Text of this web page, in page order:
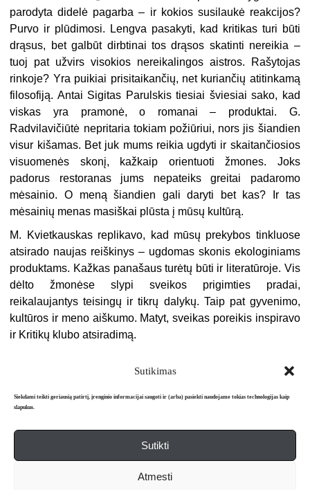
Sutikimas
Siekdami teikti geriausią patirtį, įrenginio informacijai saugoti ir (arba) pasiekti naudojame tokias technologijas kaip
slapukus.
Sutikti
Atmesti
parodyta didelė pagarba – ir kokios susilaukė reakcijos?
Purvo ir plūdimosi. Lengva pasakyti, kad kritikas turi būti
drąsus, bet galbūt dirbtinai tos drąsos skatinti nereikia –
tuoj pat užvirs visokios nereikalingos aistros. Rašytojas
rinkoje? Yra puikiai prisitaikančių, net kuriančių atitinkamą
filosofiją. Antai Sigitas Parulskis tiesiai šviesiai sako, kad
viskas yra pramonė, o romanai – produktai. G.
Radvilavičiūtė nepritaria tokiam požiūriui, nors jis šiandien
visur kišamas. Bet juk mums reikia ugdyti ir skaitančiosios
visuomenės skonį, kažkaip orientuoti žmones. Joks
padorus restoranas jums nepateiks greitai padaromo
mėsainio. O meną šiandien gali daryti bet kas? Ir tas
mėsainių menas masiškai plūsta į mūsų kultūrą.
M. Kvietkauskas replikavo, kad mūsų prekybos tinkluose
atsirado naujas reiš­kinys – ugdomas skonis ekologiniams
produktams. Kažkas panašaus turėtų būti ir literatūroje. Vis
dėlto žmonėse slypi sveikos prigimties pradai,
reikalaujantys teisingų ir tikrų dalykų. Taip pat gyvenimo,
kultūros ir meno aiškumo. Matyt, sveikas poreikis inspiravo
ir Kritikų klubo atsiradimą.
Apie mus Redakcija Prenumerata